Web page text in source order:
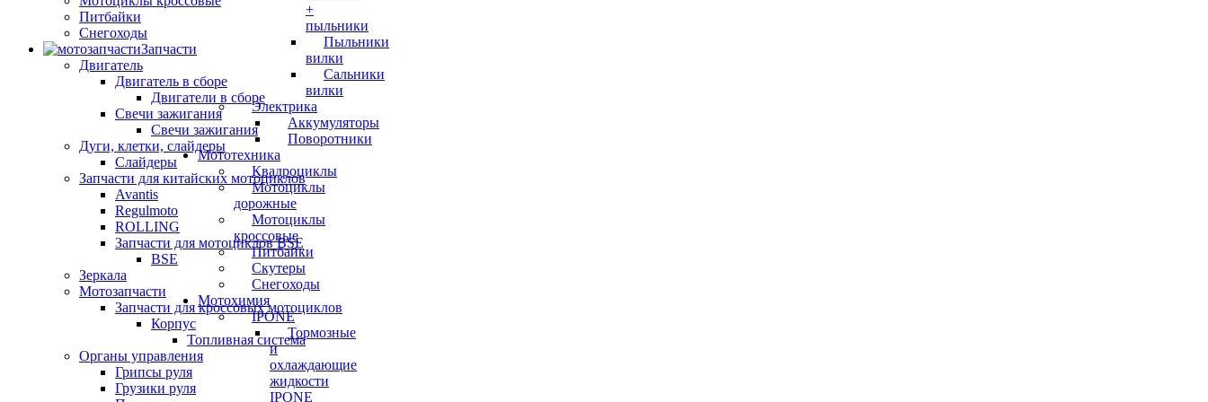
+
пыльники
Пыльники
вилки
Сальники
вилки
Электрика
Аккумуляторы
Поворотники
Мототехника
Квадроциклы
Мотоциклы
дорожные
Мотоциклы
кроссовые
Питбайки
Скутеры
Снегоходы
Мотохимия
IPONE
Тормозные
и
охлаждающие
жидкости
IPONE
Питбайки
Снегоходы
Запчасти
Двигатель
Двигатель в сборе
Двигатели в сборе
Свечи зажигания
Свечи зажигания
Дуги, клетки, слайдеры
Слайдеры
Запчасти для китайских мотоциклов
Avantis
Regulmoto
ROLLING
Запчасти для мотоциклов BSE
BSE
Зеркала
Мотозапчасти
Запчасти для кроссовых мотоциклов
Корпус
Топливная система
Органы управления
Грипсы руля
Грузики руля